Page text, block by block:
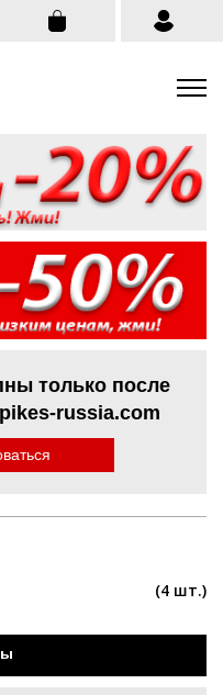
только после
russia.com
(4 шт.)